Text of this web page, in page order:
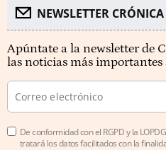
NEWSLETTER
Apúntate a la newsletter de
las noticias más importantes
De conformidad con el RGPD y la
tratará los datos facilitados con la